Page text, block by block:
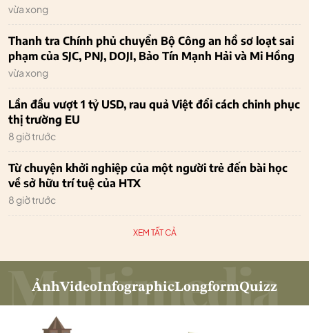
vừa xong
Thanh tra Chính phủ chuyển Bộ Công an hồ sơ loạt sai
phạm của SJC, PNJ, DOJI, Bảo Tín Mạnh Hải và Mi Hồng
vừa xong
Lần đầu vượt 1 tỷ USD, rau quả Việt đổi cách chinh phục
thị trường EU
8 giờ trước
Từ chuyện khởi nghiệp của một người trẻ đến bài học
về sở hữu trí tuệ của HTX
8 giờ trước
XEM TẤT CẢ
ẢnhVideoInfographicLongformQuizz